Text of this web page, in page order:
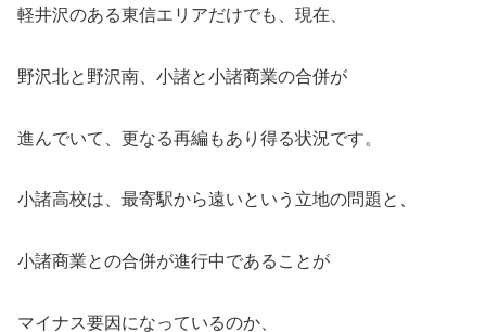
軽井沢のある東信エリアだけでも、現在、
野沢北と野沢南、小諸と小諸商業の合併が
進んでいて、更なる再編もあり得る状況です。
小諸高校は、最寄駅から遠いという立地の問題と、
小諸商業との合併が進行中であることが
マイナス要因になっているのか、